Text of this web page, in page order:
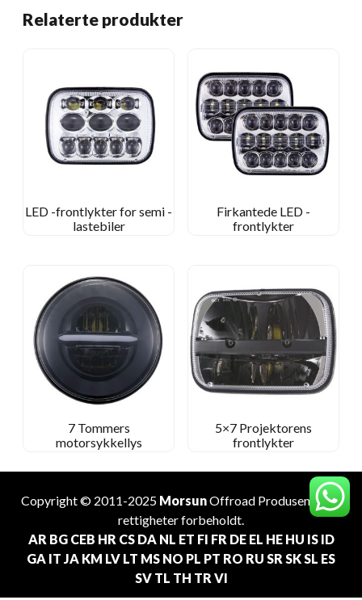
Relaterte produkter
LED -frontlykter for semi -
lastebiler
Firkantede LED -
frontlykter
7 Tommers
motorsykkellys
5×7 Projektorens
frontlykter
Copyright © 2011-2025 MorsunOffroad Produsent . Alle
rettigheter forbeholdt.
AR BG CEB HR CS DA NL ET FI FR DE EL HE HU IS ID
GA IT JA KM LV LT MS NO PL PT RO RU SR SKSL ES
SV TL TH TR VI